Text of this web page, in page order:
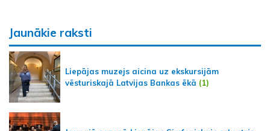
Jaunākie raksti
Liepājas muzejs aicina uz ekskursijām
vēsturiskajā Latvijas Bankas ēkā (1)